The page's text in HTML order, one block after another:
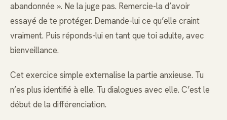
abandonnée ». Ne la juge pas. Remercie-la d’avoir
essayé de te protéger. Demande-lui ce qu’elle craint
vraiment. Puis réponds-lui en tant que toi adulte, avec
bienveillance.
Cet exercice simple externalise la partie anxieuse. Tu
n’es plus identifié à elle. Tu dialogues avec elle. C’est le
début de la différenciation.